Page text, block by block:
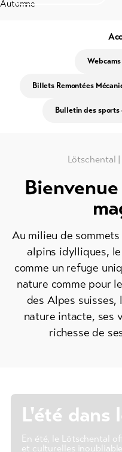
Shops
Forfaits
Forfaits
VTT
Automne
Webcams
Billets Remontées
Bulletin des sports
Lötschental |
Au milieu de
alpins idylliques,
comme un refuge
nature comme pour
des Alpes suisses,
nature intacte, ses
richesse de
L'été dans
En été, le Lötschental
et culturelles